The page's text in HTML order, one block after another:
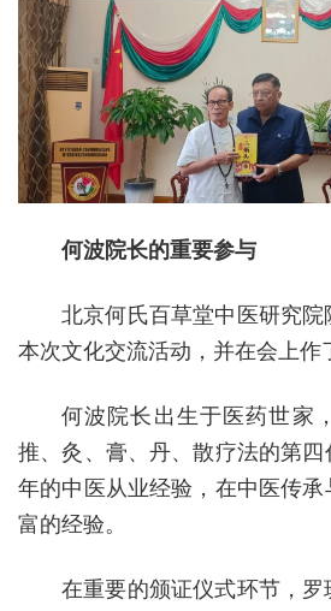
何波院长的重要参与
北京何氏百草堂中医研究
本次文化交流活动，并在会上作
何波院长出生于医药世家
推、灸、膏、丹、散疗法的第
年的中医从业经验，在中医传
富的经验。
在重要的颁证仪式环节，